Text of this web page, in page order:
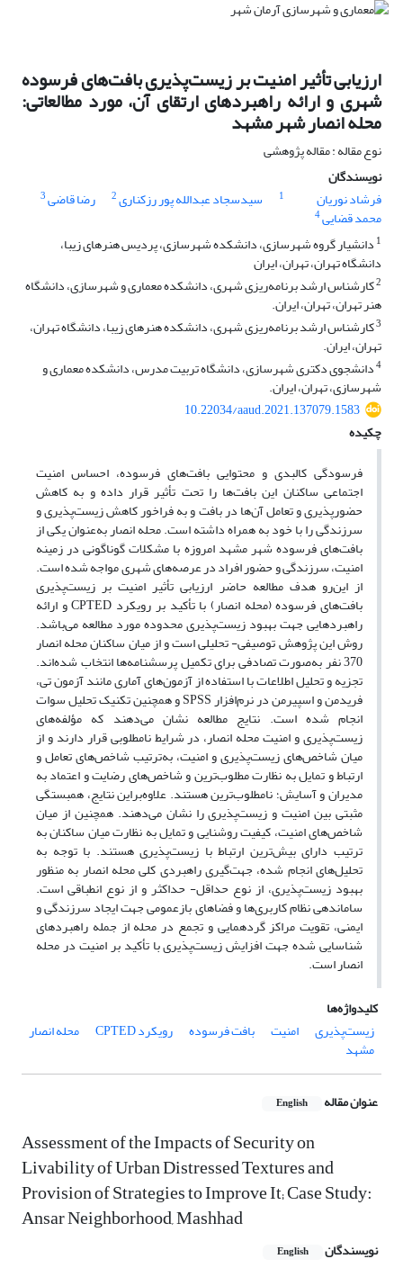
ارزیابی تأثیر امنیت بر زیست‌پذیری بافت‌های فرسوده
شهری و ارائه راهبردهای ارتقای آن، مورد مطالعاتی:
محله انصار شهر مشهد
نوع مقاله : مقاله پژوهشی
نویسندگان
فرشاد نوریان
1 سیدسجاد عبدالله پور رزکناری2 رضا قاضی3
محمد قضایی4
1 دانشیار گروه شهرسازی، دانشکده شهرسازی، پردیس هنرهای زیبا،
دانشگاه تهران، تهران، ایران
2کارشناس ارشد برنامه‌ریزی شهری، دانشکده معماری و شهرسازی، دانشگاه
هنر تهران، تهران، ایران.
3کارشناس ارشد برنامه‌ریزی شهری، دانشکده هنرهای زیبا، دانشگاه تهران،
تهران، ایران.
4دانشجوی دکتری شهرسازی، دانشگاه تربیت مدرس، دانشکده معماری و
شهرسازی، تهران، ایران.
10.22034/aaud.2021.137079.1583
چکیده
فرسودگی کالبدی و محتوایی بافت‌های فرسوده، احساس امنیت
اجتماعی ساکنان این بافت‌ها را تحت تأثیر قرار داده و به کاهش
حضورپذیری و تعامل آن‌ها در بافت و به فراخور کاهش زیست‌پذیری و
سرزندگی را با خود به همراه داشته است. محله انصار به‌عنوان یکی از
بافت‌های فرسوده شهر مشهد امروزه با مشکلات گوناگونی در زمینه
امنیت، سرزندگی و حضور افراد در عرصه‌های شهری مواجه شده است.
از این‌رو هدف مطالعه حاضر ارزیابی تأثیر امنیت بر زیست‌پذیری
بافت‌های فرسوده (محله انصار) با تأکید بر رویکرد CPTED و ارائه
راهبردهایی جهت بهبود زیست‌پذیری محدوده مورد مطالعه می‌باشد.
روش این پژوهش توصیفی- تحلیلی است و از میان ساکنان محله انصار
370 نفر به‌صورت تصادفی برای تکمیل پرسشنامه‌ها انتخاب شده‌اند.
تجزیه و تحلیل اطلاعات با استفاده از آزمون‌های آماری مانند آزمون تی،
فریدمن و اسپیرمن در نرم‌افزار SPSS و همچنین تکنیک تحلیل سوات
انجام شده است. نتایج مطالعه نشان می‌دهند که مؤلفه‌های
زیست‌پذیری و امنیت محله انصار، در شرایط نامطلوبی قرار دارند و از
میان شاخص‌های زیست‌پذیری و امنیت، به‌ترتیب شاخص‌های تعامل و
ارتباط و تمایل به ‌نظارت مطلوب‌ترین و شاخص‌های رضایت و اعتماد به
مدیران و آسایش؛ نامطلوب‌ترین هستند. علاوه‌براین نتایج، همبستگی
مثبتی بین امنیت و زیست‌پذیری را نشان می‌دهند. همچنین از میان
شاخص‌های امنیت، کیفیت روشنایی و تمایل به نظارت میان ساکنان به
ترتیب دارای بیش‌ترین ارتباط با زیست‌پذیری هستند. با توجه به
تحلیل‌های انجام شده، جهت‌گیری راهبردی کلی محله انصار به ‌منظور
بهبود زیست‌پذیری، از نوع حداقل- حداکثر و از نوع انطباقی است.
ساماندهی نظام کاربری‌ها و فضاهای بازعمومی جهت ایجاد سرزندگی و
ایمنی، تقویت مراکز گردهمایی و تجمع در محله از جمله راهبردهای
شناسایی شده جهت افزایش زیست‌پذیری با تأکید بر امنیت در محله
انصار است.
کلیدواژه‌ها
زیست‌پذیری
امنیت بافت فرسوده رویکرد CPTED محله انصار
مشهد
عنوان مقاله English
Assessment of the Impacts of Security on
Livability of Urban Distressed Textures and
Provision of Strategies to Improve It; Case Study:
Ansar Neighborhood, Mashhad
نویسندگان English